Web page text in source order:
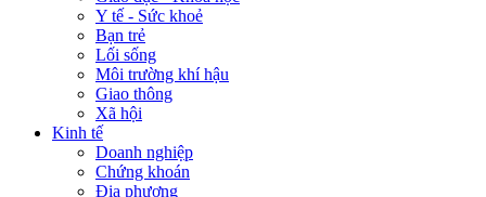
Y tế - Sức khoẻ
Bạn trẻ
Lối sống
Môi trường khí hậu
Giao thông
Xã hội
Kinh tế
Doanh nghiệp
Chứng khoán
Địa phương